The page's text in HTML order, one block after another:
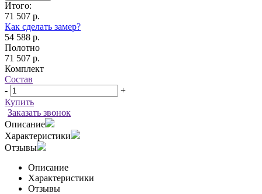
Итого:
71 507 р.
Как сделать замер?
54 588 р.
Полотно
71 507 р.
Комплект
Состав
-
+
Купить
Заказать звонок
Описание
Характеристики
Отзывы
Описание
Характеристики
Отзывы